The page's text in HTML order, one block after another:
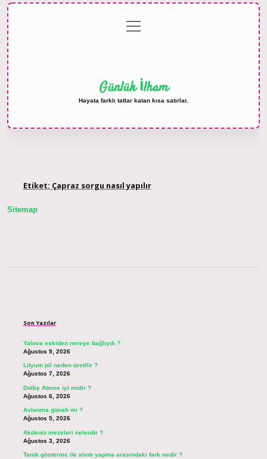
menüyü
aç
Günlük İlham
Hayata farklı tatlar katan kısa satırlar.
Etiket: Çapraz sorgu nasıl yapılır
Sitemap
Son Yazılar
Yalova eskiden nereye bağlıydı ?
Ağustos 9, 2026
Lityum pil neden üretilir ?
Ağustos 7, 2026
Dolby Atmos iyi midir ?
Ağustos 6, 2026
Avlanma günah mı ?
Ağustos 5, 2026
Akdeniz mezeleri nelerdir ?
Ağustos 3, 2026
Tanık gösterme ile alıntı yapma arasındaki fark nedir ?